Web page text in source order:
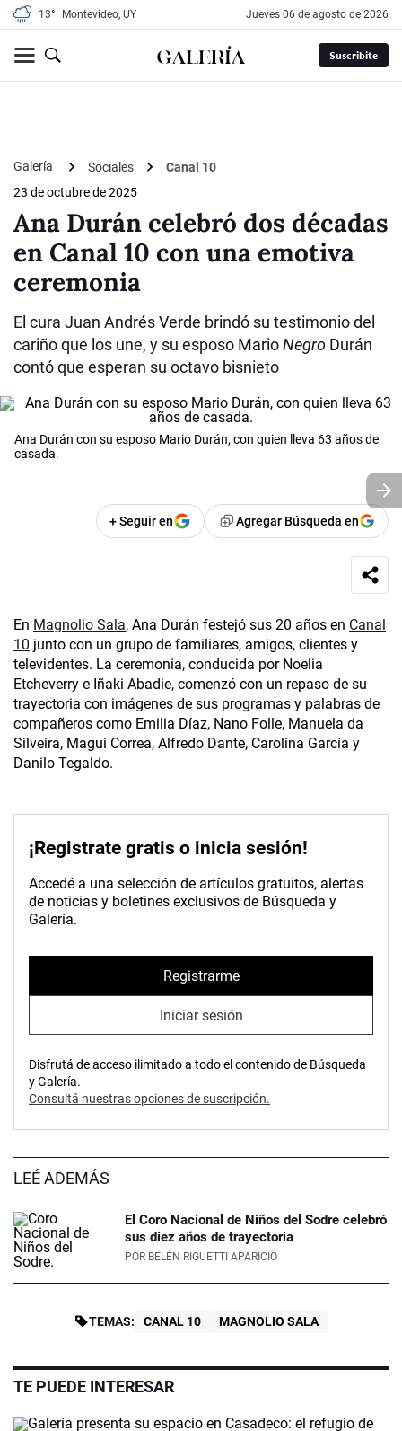
13° Montevideo, UY jueves 06 de agosto de 2026
Suscribite
Galería Sociales
Canal 10
23 de octubre de 2025
Ana Durán celebró dos décadas
en Canal 10 con una emotiva
ceremonia
El cura Juan Andrés Verde brindó su testimonio del
cariño que los une, y su esposo MarioNegro Durán
contó que esperan su octavo bisnieto
Ana Durán con su esposo Mario Durán, con quien lleva 63 años de
casada.
+ Seguir en Agregar Búsqueda en
En Magnolio Sala, Ana Durán festejó sus 20 años en Canal
10 junto con un grupo de familiares, amigos, clientes y
televidentes. La ceremonia, conducida por Noelia
Etcheverry e Iñaki Abadie, comenzó con un repaso de su
trayectoria con imágenes de sus programas y palabras de
compañeros como Emilia Díaz, Nano Folle, Manuela da
Silveira, Magui Correa, Alfredo Dante, Carolina García y
Danilo Tegaldo.
¡Registrate gratis o inicia sesión!
Accedé a una selección de artículos gratuitos, alertas
de noticias y boletines exclusivos de Búsqueda y
Galería.
Registrarme
Iniciar sesión
Disfrutá de acceso ilimitado a todo el contenido de Búsqueda
y Galería.
Consultá nuestras opciones de suscripción.
LEÉ ADEMÁS
El Coro Nacional de Niños del Sodre celebró
sus diez años de trayectoria
POR BELÉN RIGUETTI APARICIO
TEMAS: CANAL 10 MAGNOLIO SALA
TE PUEDE INTERESAR